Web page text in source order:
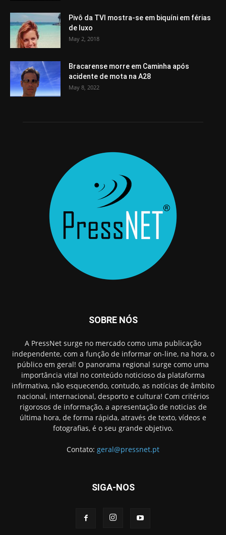
Pivô da TVI mostra-se em biquíni em férias
de luxo
May 2, 2018
Bracarense morre em Caminha após
acidente de mota na A28
May 8, 2022
SOBRE NÓS
A PressNet surge no mercado como uma publicação
independente, com a função de informar on-line, na hora, o
público em geral! O panorama regional surge como uma
importância vital no conteúdo noticioso da plataforma
infirmativa, não esquecendo, contudo, as notícias de âmbito
nacional, internacional, desporto e cultura! Com critérios
rigorosos de informação, a apresentação de noticias de
última hora, de forma rápida, através de texto, vídeos e
fotografias, é o seu grande objetivo.
Contato: geral@pressnet.pt
SIGA-NOS